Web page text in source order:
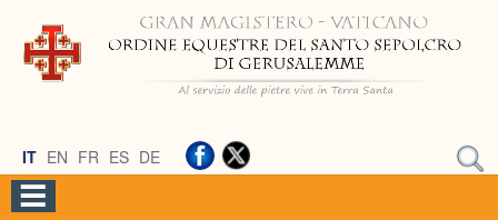
IT EN FR ES DE